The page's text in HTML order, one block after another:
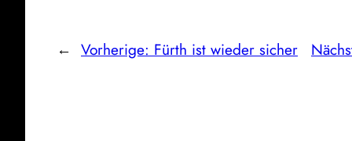
← Vorherige: Fürth ist wieder sicher